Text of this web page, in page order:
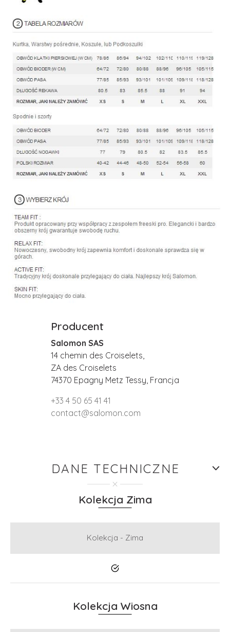
Producent
Salomon SAS
14 chemin des Croiselets,
ZA des Croiselets
74370 Epagny Metz Tessy, Francja
+33 4 50 65 41 41
contact@salomon.com
DANE TECHNICZNE
Kolekcja Zima
Kolekcja - Zima
Tak
Kolekcja Wiosna